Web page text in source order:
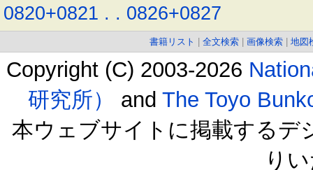
0820+0821 . . 0826+0827
書籍リスト 全文検索 画像検索 地図
Copyright (C) 2003-2026
研究所）
and The Toyo
本ウェブサイトに掲載するデ
り